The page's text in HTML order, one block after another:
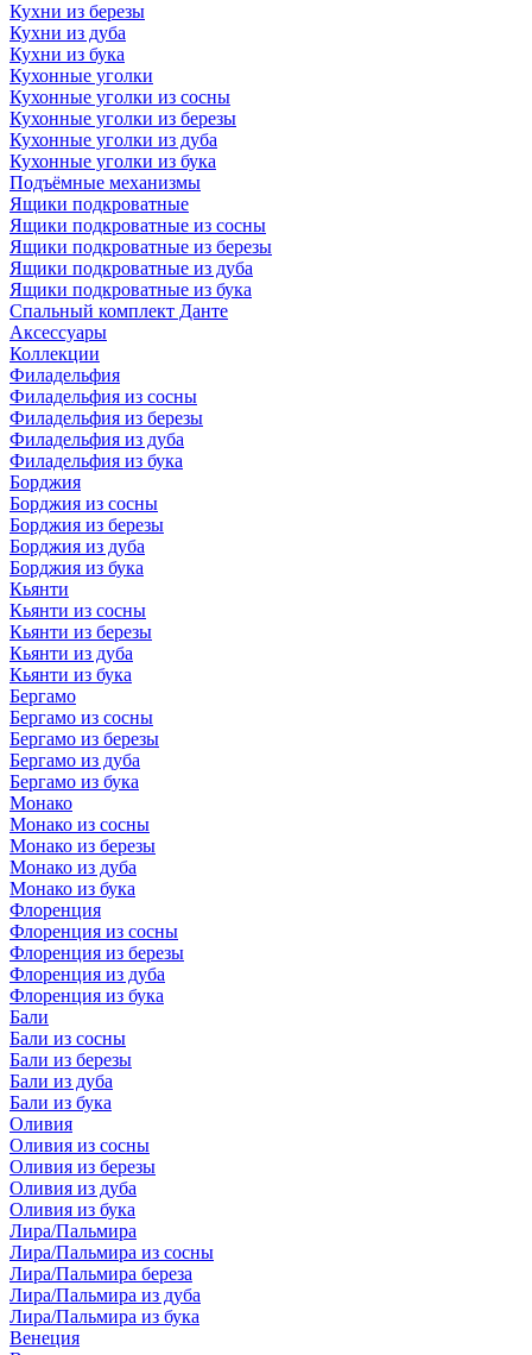
Кухни из березы
Кухни из дуба
Кухни из бука
Кухонные уголки
Кухонные уголки из сосны
Кухонные уголки из березы
Кухонные уголки из дуба
Кухонные уголки из бука
Подъёмные механизмы
Ящики подкроватные
Ящики подкроватные из сосны
Ящики подкроватные из березы
Ящики подкроватные из дуба
Ящики подкроватные из бука
Спальный комплект Данте
Аксессуары
Коллекции
Филадельфия
Филадельфия из сосны
Филадельфия из березы
Филадельфия из дуба
Филадельфия из бука
Борджия
Борджия из сосны
Борджия из березы
Борджия из дуба
Борджия из бука
Кьянти
Кьянти из сосны
Кьянти из березы
Кьянти из дуба
Кьянти из бука
Бергамо
Бергамо из сосны
Бергамо из березы
Бергамо из дуба
Бергамо из бука
Монако
Монако из сосны
Монако из березы
Монако из дуба
Монако из бука
Флоренция
Флоренция из сосны
Флоренция из березы
Флоренция из дуба
Флоренция из бука
Бали
Бали из сосны
Бали из березы
Бали из дуба
Бали из бука
Оливия
Оливия из сосны
Оливия из березы
Оливия из дуба
Оливия из бука
Лира/Пальмира
Лира/Пальмира из сосны
Лира/Пальмира береза
Лира/Пальмира из дуба
Лира/Пальмира из бука
Венеция